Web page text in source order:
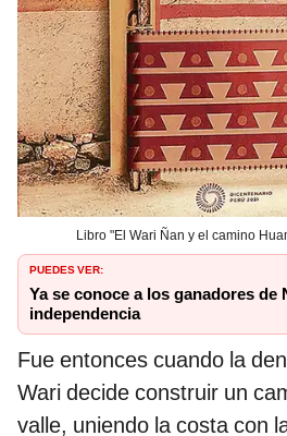
Libro "El Wari Ñan y el camino
PUEDES VER:
Ya se conoce a los ganadores de
independencia
Fue entonces cuando la
Wari decide construir un
valle, uniendo la costa con